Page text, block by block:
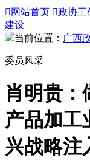
 网站首页 政协工
建设
当前位置： 广西
委员风采
肖明贵：
产品加工
兴战略注